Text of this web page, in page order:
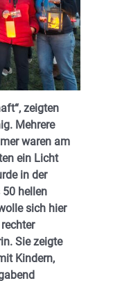
zeigten
Mehrere
waren am
ein Licht
in der
hellen
sich hier
Sie zeigte
Kindern,